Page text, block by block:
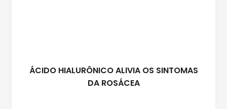
ÁCIDO HIALURÔNICO ALIVIA OS SINTOMAS
DA ROSÁCEA